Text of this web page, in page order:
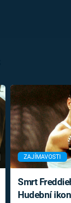
ZAJÍMAVOSTI
Smrt
Hudební